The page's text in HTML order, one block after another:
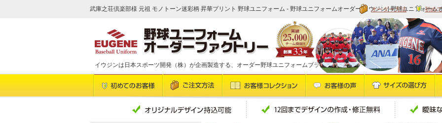
武庫之荘倶楽部様 元祖 モノトーン迷彩柄 昇華プリント 野球ユニフォーム - 野球ユニフォームオーダー イウジン | 野球ユニフォーム
初め
オーダー方法
イウジンは日本スポーツ開発（株）が企画製造する、オーダー野球ユニフォームブランドです